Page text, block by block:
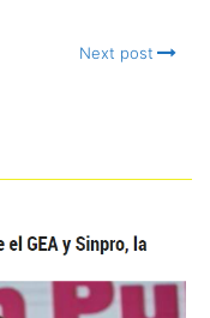
Next post